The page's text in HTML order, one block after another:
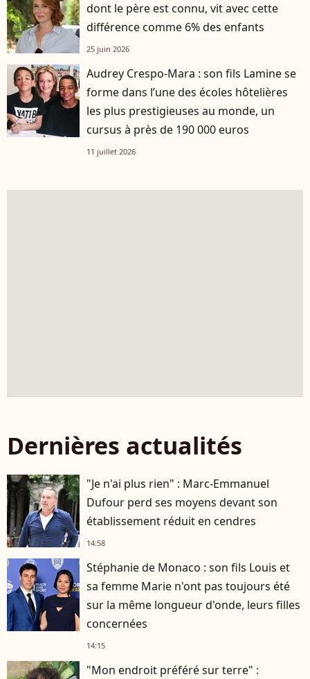
dont le père est connu, vit avec cette
différence comme 6% des enfants
25 juin 2026
Audrey Crespo-Mara : son fils Lamine se
forme dans l’une des écoles hôtelières
les plus prestigieuses au monde, un
cursus à près de 190 000 euros
11 juillet 2026
Dernières actualités
"Je n'ai plus rien" : Marc-Emmanuel
Dufour perd ses moyens devant son
établissement réduit en cendres
14:58
Stéphanie de Monaco : son fils Louis et
sa femme Marie n'ont pas toujours été
sur la même longueur d'onde, leurs filles
concernées
14:15
"Mon endroit préféré sur terre" :